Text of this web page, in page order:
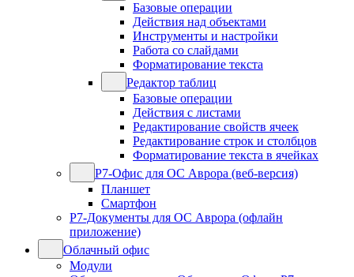
Базовые операции
Действия над объектами
Инструменты и настройки
Работа со слайдами
Форматирование текста
Редактор таблиц
Базовые операции
Действия с листами
Редактирование свойств ячеек
Редактирование строк и столбцов
Форматирование текста в ячейках
Р7-Офис для ОС Аврора (веб-версия)
Планшет
Смартфон
Р7-Документы для ОС Аврора (офлайн
приложение)
Облачный офис
Модули